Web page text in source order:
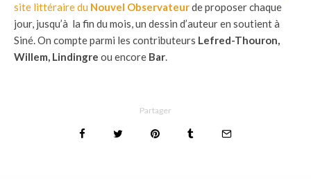
site littéraire du Nouvel Observateurde proposer chaque
jour, jusqu’à la fin du mois, un dessin d’auteur en soutient à
Siné. On compte parmi les contributeurs Lefred-Thouron,
Willem, Lindingre ou encore Bar.
Partager